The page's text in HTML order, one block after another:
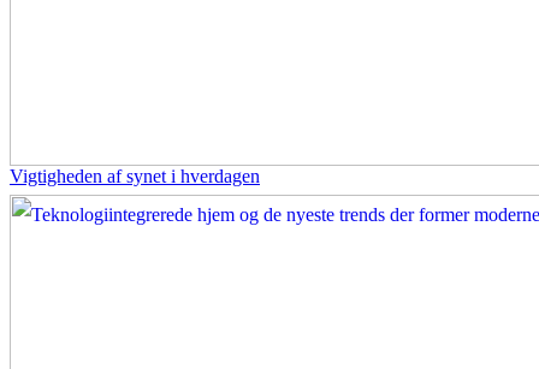
Vigtigheden af synet i hverdagen